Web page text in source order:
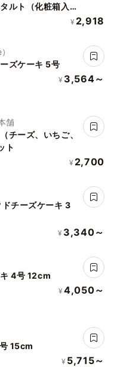
ルト（化粧箱入
¥ 2,918
ズケーキ 5号
¥ 3,564～
舗
チーズ、いちご、
ト
¥ 2,700
チーズケーキ 3
¥ 3,340～
4号 12cm
¥ 4,050～
15cm
¥ 5,715～